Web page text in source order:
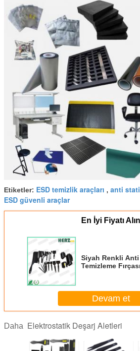
Etiketler: ESD temizlik araçları , anti
ESD güvenli araçlar
En İyi Fiyatı Alın
Siyah Renkli
Temizleme
Devam et
Daha Elektrostatik Deşarj Aletleri